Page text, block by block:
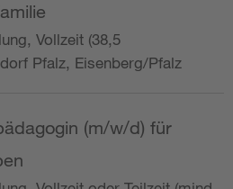
Vollzeit (38,5
Pfalz, Eisenberg/Pfalz
(m/w/d) für